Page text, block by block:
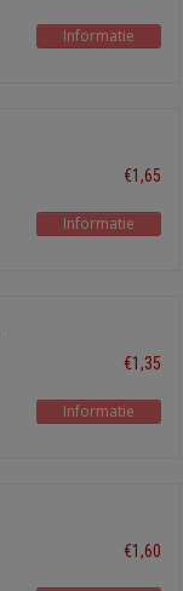
Informatie
€1,65
Informatie
€1,35
Informatie
€1,60